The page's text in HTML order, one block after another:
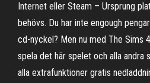
Internet eller Steam – Ursprung
behövs. Du har inte engough
cd-nyckel? Men nu med The Sims
spela det här spelet och alla andra
alla extrafunktioner gratis